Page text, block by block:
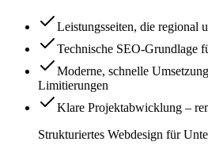
Leistungsseiten, die regional
Technische SEO-Grundlage
Moderne, schnelle
Limitierungen
Klare Projektabwicklung –
Strukturiertes Webdesign für